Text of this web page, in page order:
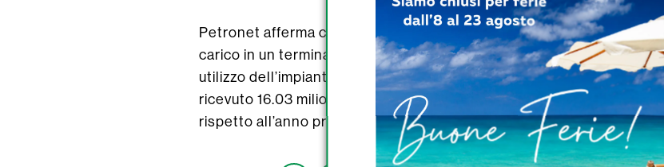
Petronet afferma che la disponibilità di un altro serbatoio faciliterà
carico in un terminale che opera attualmente ben al di sopra della
utilizzo dell’impianto, pari a circa il 110% nell’ultimo anno, è
ricevuto 16.03 milioni di tonnellate di GNL nell’anno fiscale 2017/18,
rispetto all’anno precedente.